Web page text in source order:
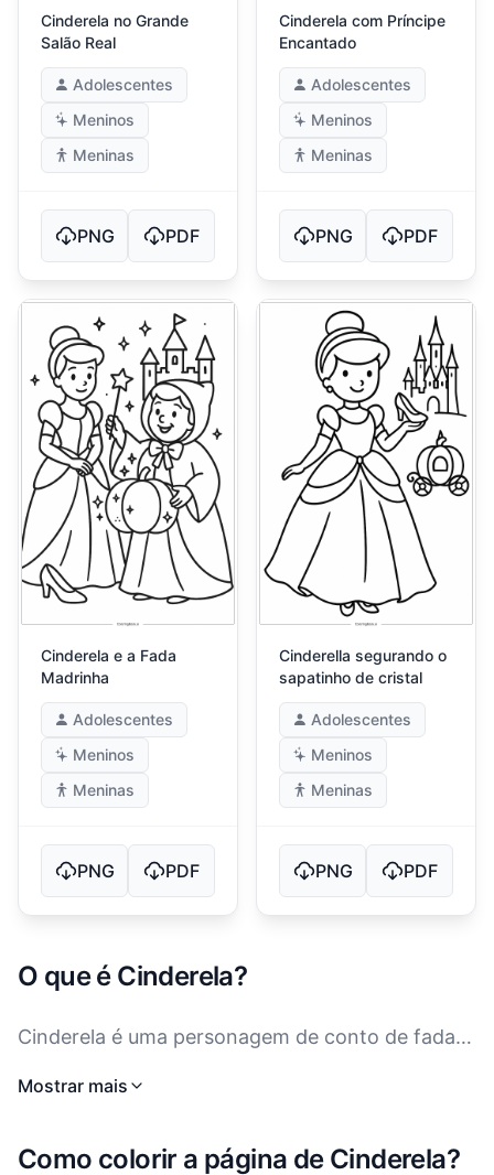
Cinderela no Grande
Salão Real
Adolescentes
Meninos
Meninas
PNG PDF
Cinderela com Príncipe
Encantado
Adolescentes
Meninos
Meninas
PNG PDF
Cinderela e a Fada
Madrinha
Adolescentes
Meninos
Meninas
PNG PDF
Cinderella segurando o
sapatinho de cristal
Adolescentes
Meninos
Meninas
PNG PDF
O que é Cinderela?
Cinderela é uma personagem de conto de fadas
do mundo, sendo a versão mais famosa a
Mostrar mais
Como colorir a página de Cinderela?